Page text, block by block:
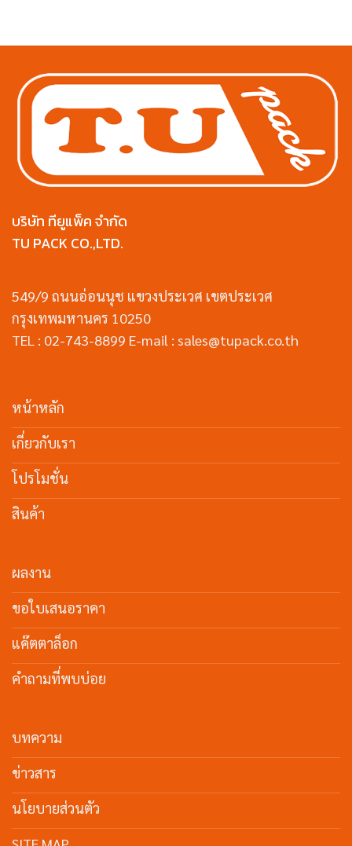
บริษัท ทียูแพ็ค จำกัด
TU PACK CO.,LTD.
549/9 ถนนอ่อนนุช แขวงประเวศ เขตประเวศ
กรุงเทพมหานคร 10250
TEL : 02-743-8899 E-mail : sales@tupack.co.th
หน้าหลัก
เกี่ยวกับเรา
โปรโมชั่น
สินค้า
ผลงาน
ขอใบเสนอราคา
แค๊ตตาล็อก
คำถามที่พบบ่อย
บทความ
ข่าวสาร
นโยบายส่วนตัว